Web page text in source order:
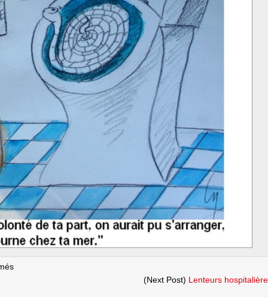
sur
(Next Post) Lenteurs